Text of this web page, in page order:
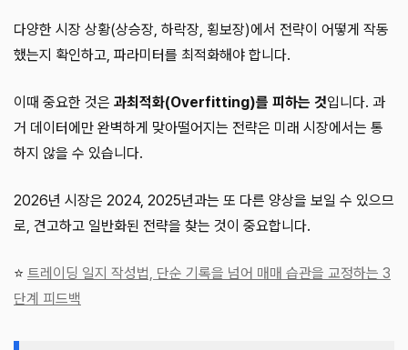
다양한 시장 상황(상승장, 하락장, 횡보장)에서 전략이 어떻게 작동
했는지 확인하고, 파라미터를 최적화해야 합니다.
이때 중요한 것은 과최적화(Overfitting)를 피하는 것입니다. 과
거 데이터에만 완벽하게 맞아떨어지는 전략은 미래 시장에서는 통
하지 않을 수 있습니다.
2026년 시장은 2024, 2025년과는 또 다른 양상을 보일 수 있으므
로, 견고하고 일반화된 전략을 찾는 것이 중요합니다.
⭐ 트레이딩 일지 작성법, 단순 기록을 넘어 매매 습관을 교정하는 3
단계 피드백